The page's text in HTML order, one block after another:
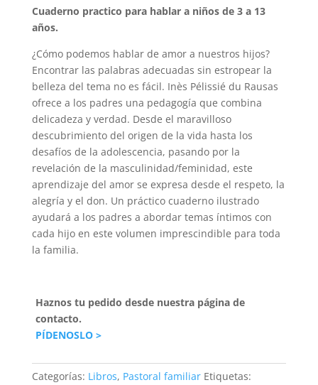
Cuaderno practico para hablar a niños de 3 a 13
años.
¿Cómo podemos hablar de amor a nuestros hijos?
Encontrar las palabras adecuadas sin estropear la
belleza del tema no es fácil. Inès Pélissié du Rausas
ofrece a los padres una pedagogía que combina
delicadeza y verdad. Desde el maravilloso
descubrimiento del origen de la vida hasta los
desafíos de la adolescencia, pasando por la
revelación de la masculinidad/feminidad, este
aprendizaje del amor se expresa desde el respeto, la
alegría y el don. Un práctico cuaderno ilustrado
ayudará a los padres a abordar temas íntimos con
cada hijo en este volumen imprescindible para toda
la familia.
Haznos tu pedido desde nuestra página de
contacto.
PÍDENOSLO >
Categorías: Libros, Pastoral familiar Etiquetas: